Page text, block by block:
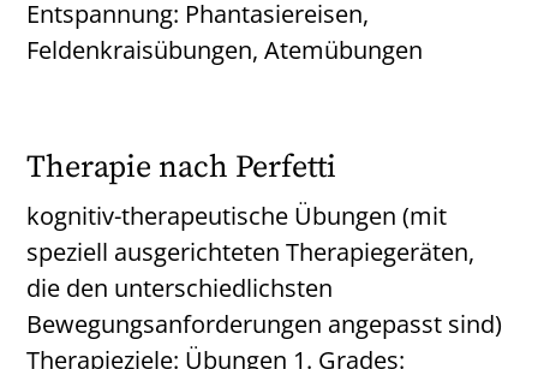
Entspannung: Phantasiereisen,
Feldenkraisübungen, Atemübungen
Therapie nach Perfetti
kognitiv-therapeutische Übungen (mit
speziell ausgerichteten Therapiegeräten,
die den unterschiedlichsten
Bewegungsanforderungen angepasst sind)
Therapieziele: Übungen 1. Grades: